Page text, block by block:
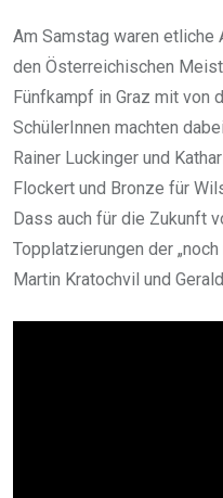
Am Samstag waren etliche
den Österreichischen
Fünfkampf in Graz mit von
SchülerInnen machten
Rainer Luckinger und
Flockert und Bronze für
Dass auch für die Zukunft
Topplatzierungen der
Martin Kratochvil und